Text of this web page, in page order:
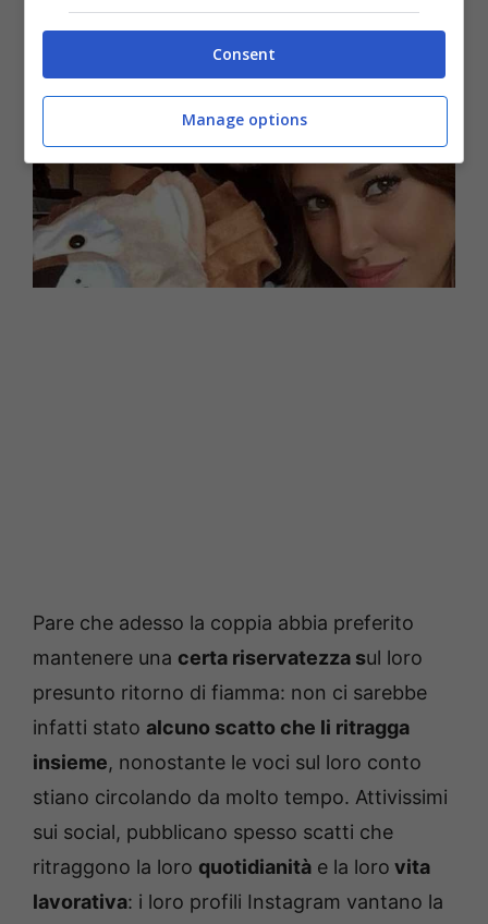
Pare che adesso la coppia abbia preferito
mantenere una certa riservatezza sul loro
presunto ritorno di fiamma: non ci sarebbe
infatti stato alcuno scatto che li ritragga
insieme, nonostante le voci sul loro conto
stiano circolando da molto tempo. Attivissimi
sui social, pubblicano spesso scatti che
ritraggono la loro quotidianità e la loro vita
lavorativa: i loro profili Instagram vantano la
Consent
Manage options